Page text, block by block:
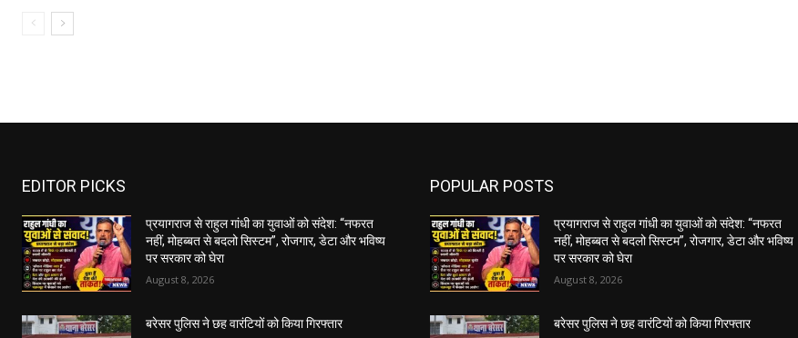
EDITOR PICKS
प्रयागराज से राहुल गांधी का युवाओं को संदेश: “नफरत
नहीं, मोहब्बत से बदलो सिस्टम”, रोजगार, डेटा और भविष्य
पर सरकार को घेरा
August 8, 2026
बरेसर पुलिस ने छह वारंटियों को किया गिरफ्तार
POPULAR POSTS
प्रयागराज से राहुल गांधी का युवाओं को संदेश: “नफरत
नहीं, मोहब्बत से बदलो सिस्टम”, रोजगार, डेटा और भविष्य
पर सरकार को घेरा
August 8, 2026
बरेसर पुलिस ने छह वारंटियों को किया गिरफ्तार